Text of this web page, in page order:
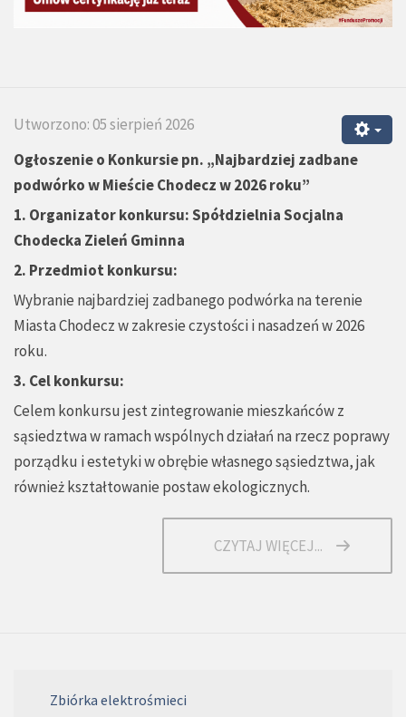
Utworzono: 05 sierpień 2026
Ogłoszenie o Konkursie pn. „Najbardziej zadbane
podwórko w Mieście Chodecz w 2026 roku”
1. Organizator konkursu: Spółdzielnia Socjalna
Chodecka Zieleń Gminna
2. Przedmiot konkursu:
Wybranie najbardziej zadbanego podwórka na terenie
Miasta Chodecz w zakresie czystości i nasadzeń w 2026
roku.
3. Cel konkursu:
Celem konkursu jest zintegrowanie mieszkańców z
sąsiedztwa w ramach wspólnych działań na rzecz poprawy
porządku i estetyki w obrębie własnego sąsiedztwa, jak
również kształtowanie postaw ekologicznych.
CZYTAJ WIĘCEJ...
Zbiórka elektrośmieci